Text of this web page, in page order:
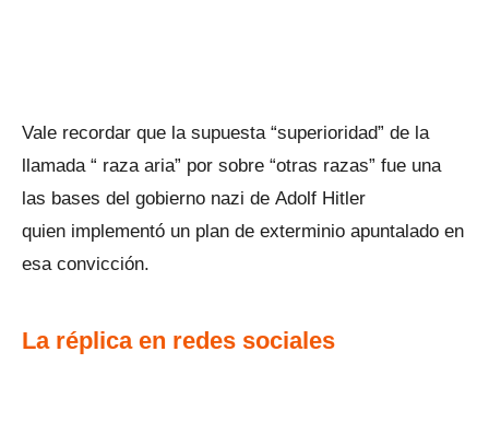
Vale recordar que la supuesta “superioridad” de la
llamada “ raza aria” por sobre “otras razas” fue una
las bases del gobierno nazi de Adolf Hitler
quien implementó un plan de exterminio apuntalado en
esa convicción.
La réplica en redes sociales